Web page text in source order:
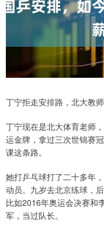
丁宁拒走安排路，北大教
丁宁现在是北大体育老师
运金牌，拿过三次世锦赛
课这条路。
她打乒乓球打了二十多年
动员。九岁去北京练球，
比如2016年奥运会决赛和
军，当过队长。